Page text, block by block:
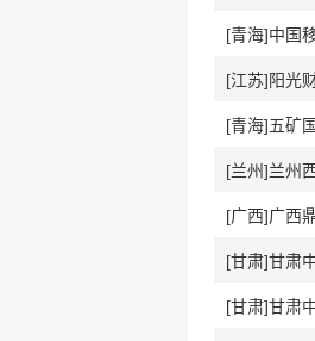
[青海]中国
[江苏]阳光
[青海]五矿
[兰州]兰州
[广西]广西
[甘肃]甘肃
[甘肃]甘肃